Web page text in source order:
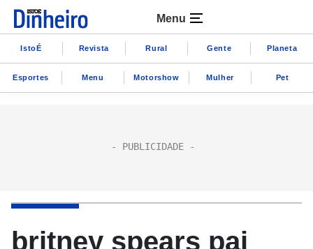
Menu
IstoÉ Revista Rural Gente Planeta
Esportes Menu Motorshow Mulher Pet
britney spears pai